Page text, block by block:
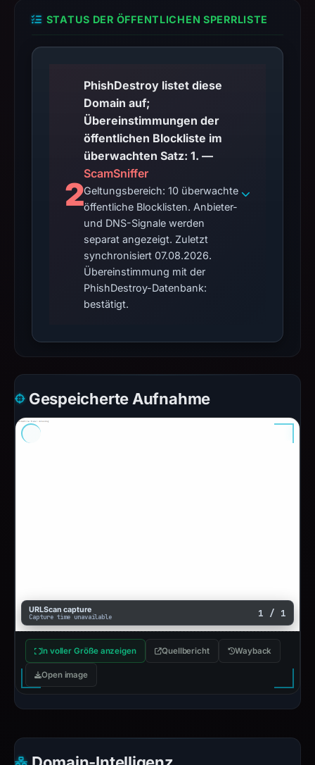
STATUS DER ÖFFENTLICHEN SPERRLISTE
2
PhishDestroy listet diese
Domain auf;
Übereinstimmungen der
öffentlichen Blockliste im
überwachten Satz: 1. —
ScamSniffer
Geltungsbereich: 10 überwachte
öffentliche Blocklisten. Anbieter-
und DNS-Signale werden
separat angezeigt. Zuletzt
synchronisiert 07.08.2026.
Übereinstimmung mit der
PhishDestroy-Datenbank:
bestätigt.
Gespeicherte Aufnahme
URLScan capture
Capture time unavailable 1 / 1
In voller Größe anzeigen Quellbericht Wayback
Open image